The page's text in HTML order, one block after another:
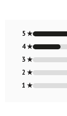
5 ★
4 ★
3 ★
2 ★
1 ★